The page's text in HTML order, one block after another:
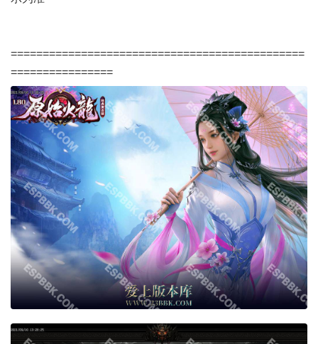
==============================================
================